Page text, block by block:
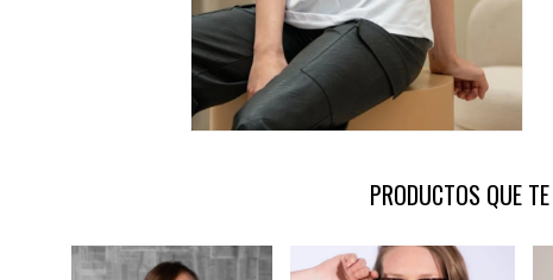
PRODUCTOS QUE